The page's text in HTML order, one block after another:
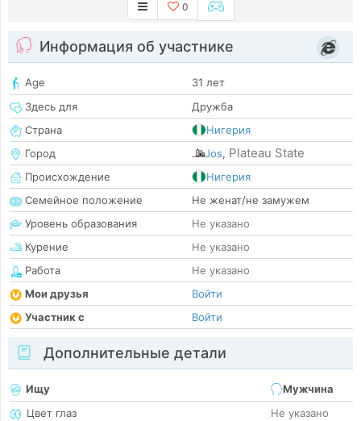
0
Информация об участнике
Age
31 лет
Здесь для
Дружба
Страна
Нигерия
Город
Jos, Plateau State
Происхождение
Нигерия
Семейное положение
Не женат/не замужем
Уровень образования
Не указано
Курение
Не указано
Работа
Не указано
Мои друзья
Войти
Участник с
Войти
Дополнительные детали
Ищу
Мужчина
Цвет глаз
Не указано